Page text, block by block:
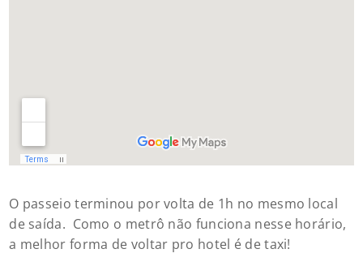
O passeio terminou por volta de 1h no mesmo local
de saída. Como o metrô não funciona nesse horário,
a melhor forma de voltar pro hotel é de taxi!